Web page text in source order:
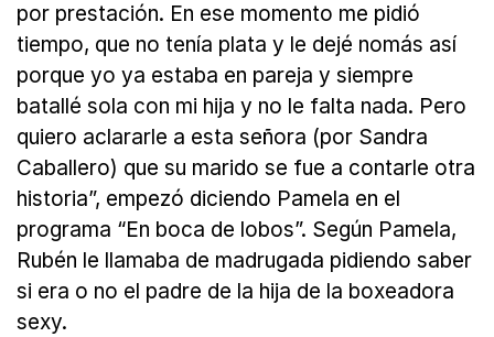
por prestación. En ese momento me pidió
tiempo, que no tenía plata y le dejé nomás así
porque yo ya estaba en pareja y siempre
batallé sola con mi hija y no le falta nada. Pero
quiero aclararle a esta señora (por Sandra
Caballero) que su marido se fue a contarle otra
historia”, empezó diciendo Pamela en el
programa “En boca de lobos”. Según Pamela,
Rubén le llamaba de madrugada pidiendo saber
si era o no el padre de la hija de la boxeadora
sexy.